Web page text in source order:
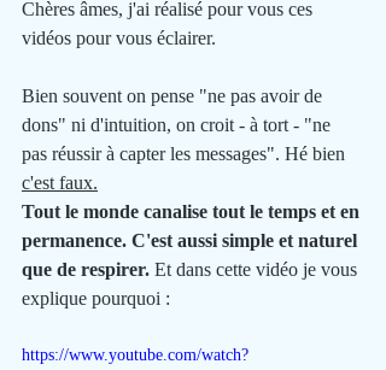
Chères âmes, j'ai réalisé pour vous ces
vidéos pour vous éclairer.
Bien souvent on pense "ne pas avoir de
dons" ni d'intuition, on croit - à tort - "ne
pas réussir à capter les messages". Hé bien
c'est faux.
Tout le monde canalise tout le temps et en
permanence. C'est aussi simple et naturel
que de respirer. Et dans cette vidéo je vous
explique pourquoi :
https://www.youtube.com/watch?